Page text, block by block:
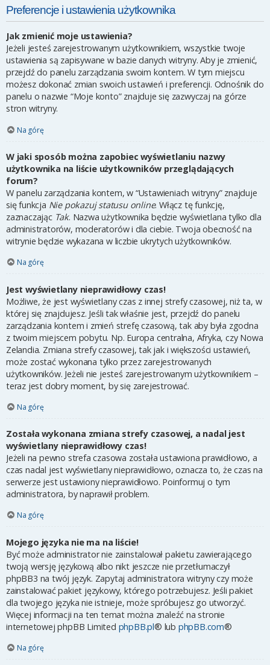
Preferencje i ustawienia użytkownika
Jak zmienić moje ustawienia?
Jeżeli jesteś zarejestrowanym użytkownikiem, wszystkie twoje
ustawienia są zapisywane w bazie danych witryny. Aby je zmienić,
przejdź do panelu zarządzania swoim kontem. W tym miejscu
możesz dokonać zmian swoich ustawień i preferencji. Odnośnik do
panelu o nazwie “Moje konto” znajduje się zazwyczaj na górze
stron witryny.
Na górę
W jaki sposób można zapobiec wyświetlaniu nazwy
użytkownika na liście użytkowników przeglądających
forum?
W panelu zarządzania kontem, w “Ustawieniach witryny” znajduje
się funkcja Nie pokazuj statusu online. Włącz tę funkcję,
zaznaczając Tak. Nazwa użytkownika będzie wyświetlana tylko dla
administratorów, moderatorów i dla ciebie. Twoja obecność na
witrynie będzie wykazana w liczbie ukrytych użytkowników.
Na górę
Jest wyświetlany nieprawidłowy czas!
Możliwe, że jest wyświetlany czas z innej strefy czasowej, niż ta, w
której się znajdujesz. Jeśli tak właśnie jest, przejdź do panelu
zarządzania kontem i zmień strefę czasową, tak aby była zgodna
z twoim miejscem pobytu. Np. Europa centralna, Afryka, czy Nowa
Zelandia. Zmiana strefy czasowej, tak jak i większości ustawień,
może zostać wykonana tylko przez zarejestrowanych
użytkowników. Jeżeli nie jesteś zarejestrowanym użytkownikiem –
teraz jest dobry moment, by się zarejestrować.
Na górę
Została wykonana zmiana strefy czasowej, a nadal jest
wyświetlany nieprawidłowy czas!
Jeżeli na pewno strefa czasowa została ustawiona prawidłowo, a
czas nadal jest wyświetlany nieprawidłowo, oznacza to, że czas na
serwerze jest ustawiony nieprawidłowo. Poinformuj o tym
administratora, by naprawił problem.
Na górę
Mojego języka nie ma na liście!
Być może administrator nie zainstalował pakietu zawierającego
twoją wersję językową albo nikt jeszcze nie przetłumaczył
phpBB3 na twój język. Zapytaj administratora witryny czy może
zainstalować pakiet językowy, którego potrzebujesz. Jeśli pakiet
dla twojego języka nie istnieje, może spróbujesz go utworzyć.
Więcej informacji na ten temat można znaleźć na stronie
internetowej phpBB Limited phpBB.pl® lub phpBB.com®
Na górę